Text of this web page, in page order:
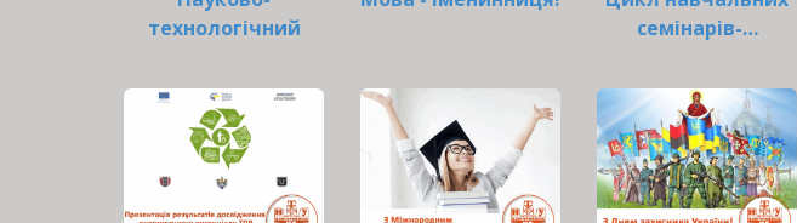
технологічний
компанії ПРАТ ПВІ
ЗІТ
НАФТОГАЗБУДІЗОЛЯЦІЯ
семінарів-…